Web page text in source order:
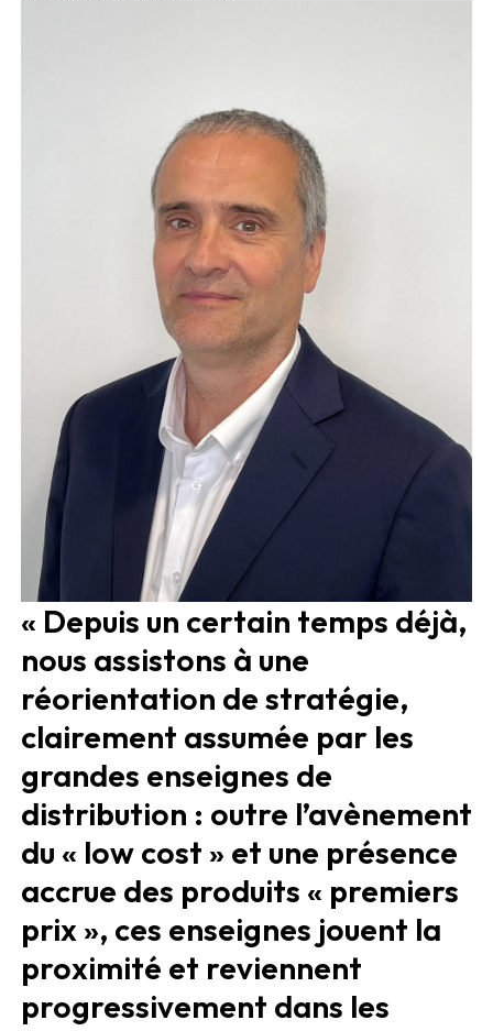
« Depuis un certain temps déjà,
nous assistons à une
réorientation de stratégie,
clairement assumée par les
grandes enseignes de
distribution : outre l’avènement
du « low cost » et une présence
accrue des produits « premiers
prix », ces enseignes jouent la
proximité et reviennent
progressivement dans les